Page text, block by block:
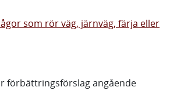
som rör väg, järnväg, färja eller
förbättringsförslag angående